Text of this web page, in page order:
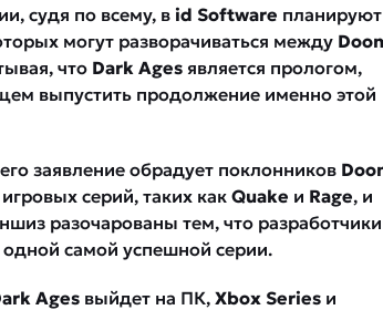
судя по всему, в id Software планируют
могут разворачиваться между
что Dark Ages является прологом,
выпустить продолжение именно этой
заявление обрадует поклонников
серий, таких как Quake и Rage, и
разочарованы тем, что разработчики
самой успешной серии.
Ages выйдет на ПК, Xbox Series и